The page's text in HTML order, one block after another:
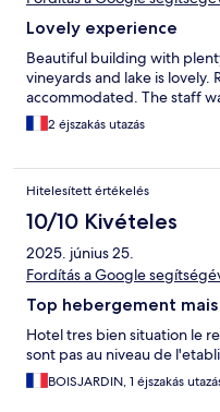
Lovely experience
Beautiful building with
vineyards and lake is lovely.
accommodated. The staff
2 éjszakás utazás
Hitelesített értékelés
10/10 Kivételes
2025. június 25.
Fordítás a Google
Top hebergement
Hotel tres bien situation le
sont pas au niveau de
BOISJARDIN, 1 éjszakás